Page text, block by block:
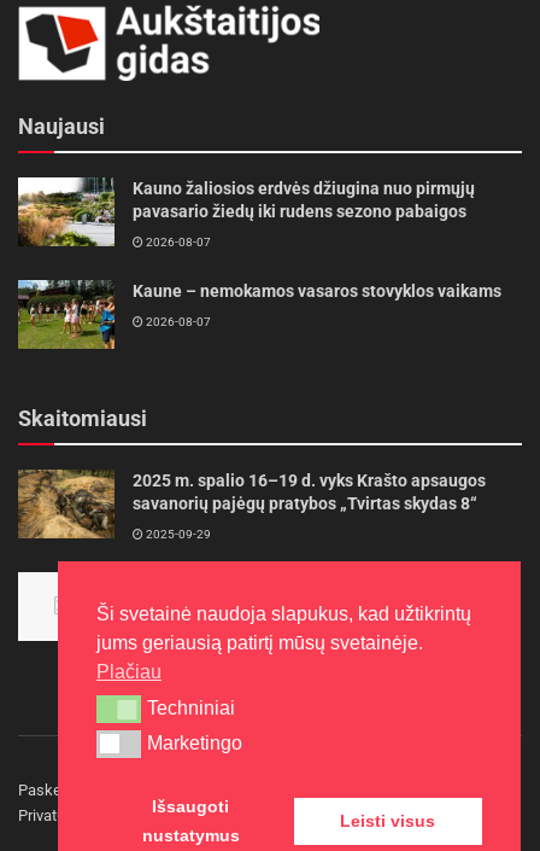
Naujausi
Kauno žaliosios erdvės džiugina nuo pirmųjų
pavasario žiedų iki rudens sezono pabaigos
2026-08-07
Kaune – nemokamos vasaros stovyklos vaikams
2026-08-07
Skaitomiausi
2025 m. spalio 16–19 d. vyks Krašto apsaugos
savanorių pajėgų pratybos „Tvirtas skydas 8“
2025-09-29
aukso
2015-10-30
Paskelbkite naujieną
Privatumo politika
Kontaktai
Ši svetainė naudoja slapukus, kad užtikrintų
jums geriausią patirtį mūsų svetainėje.
Plačiau
Techniniai
Techniniai
Marketingo
Marketingo
Išsaugoti
nustatymus
Leisti visus